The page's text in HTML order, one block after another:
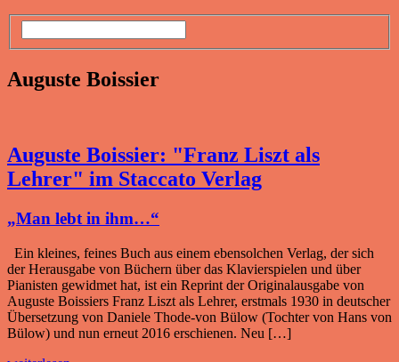
Auguste Boissier
Auguste Boissier: "Franz Liszt als
Lehrer" im Staccato Verlag
„Man lebt in ihm…“
Ein kleines, feines Buch aus einem ebensolchen Verlag, der sich
der Herausgabe von Büchern über das Klavierspielen und über
Pianisten gewidmet hat, ist ein Reprint der Originalausgabe von
Auguste Boissiers Franz Liszt als Lehrer, erstmals 1930 in deutscher
Übersetzung von Daniele Thode-von Bülow (Tochter von Hans von
Bülow) und nun erneut 2016 erschienen. Neu […]